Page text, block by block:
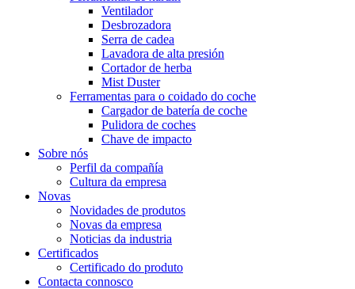
Ventilador
Desbrozadora
Serra de cadea
Lavadora de alta presión
Cortador de herba
Mist Duster
Ferramentas para o coidado do coche
Cargador de batería de coche
Pulidora de coches
Chave de impacto
Sobre nós
Perfil da compañía
Cultura da empresa
Novas
Novidades de produtos
Novas da empresa
Noticias da industria
Certificados
Certificado do produto
Contacta connosco